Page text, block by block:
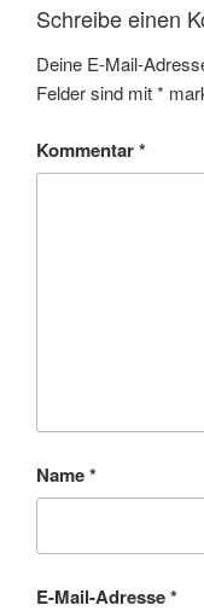
Schreibe einen
Deine E-Mail-
Felder sind mit*
Kommentar*
Name*
E-Mail-Adresse*